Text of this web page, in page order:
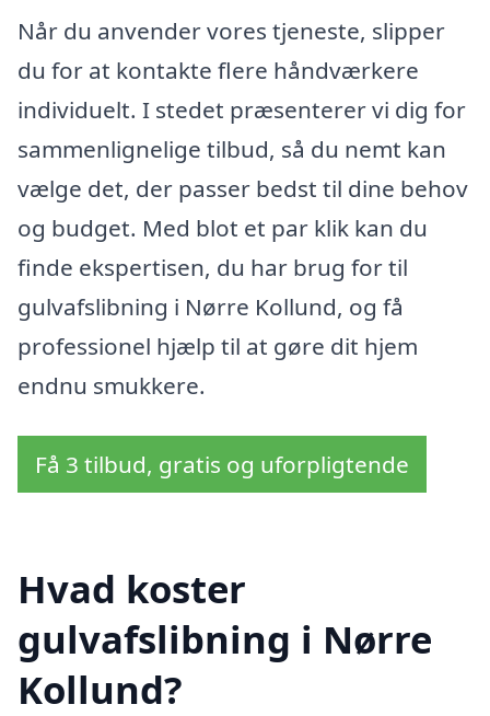
Når du anvender vores tjeneste, slipper
du for at kontakte flere håndværkere
individuelt. I stedet præsenterer vi dig for
sammenlignelige tilbud, så du nemt kan
vælge det, der passer bedst til dine behov
og budget. Med blot et par klik kan du
finde ekspertisen, du har brug for til
gulvafslibning i Nørre Kollund, og få
professionel hjælp til at gøre dit hjem
endnu smukkere.
Få 3 tilbud, gratis og uforpligtende
Hvad koster
gulvafslibning i Nørre
Kollund?